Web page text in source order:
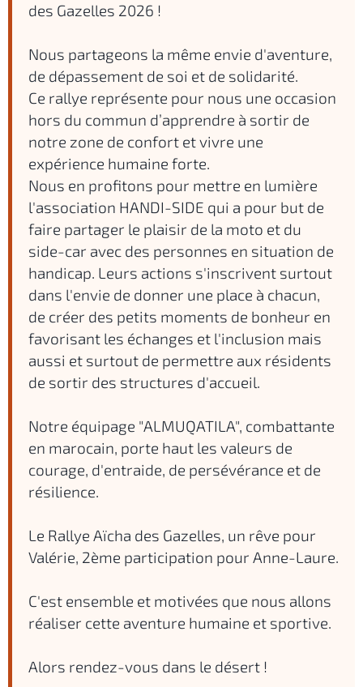
des Gazelles 2026 !
Nous partageons la même envie d'aventure,
de dépassement de soi et de solidarité.
Ce rallye représente pour nous une occasion
hors du commun d’apprendre à sortir de
notre zone de confort et vivre une
expérience humaine forte.
Nous en profitons pour mettre en lumière
l'association HANDI-SIDE qui a pour but de
faire partager le plaisir de la moto et du
side-car avec des personnes en situation de
handicap. Leurs actions s'inscrivent surtout
dans l'envie de donner une place à chacun,
de créer des petits moments de bonheur en
favorisant les échanges et l'inclusion mais
aussi et surtout de permettre aux résidents
de sortir des structures d'accueil.
Notre équipage "ALMUQATILA", combattante
en marocain, porte haut les valeurs de
courage, d'entraide, de persévérance et de
résilience.
Le Rallye Aïcha des Gazelles, un rêve pour
Valérie, 2ème participation pour Anne-Laure.
C'est ensemble et motivées que nous allons
réaliser cette aventure humaine et sportive.
Alors rendez-vous dans le désert !